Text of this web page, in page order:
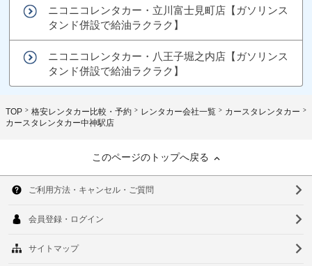
ニコニコレンタカー・立川富士見町店【ガソリンス
タンド併設で給油ラクラク】
ニコニコレンタカー・八王子堀之内店【ガソリンス
タンド併設で給油ラクラク】
TOP 格安レンタカー比較・予約 レンタカー会社一覧
カースタレンタカー
カースタレンタカー中神駅店
このページのトップへ戻る